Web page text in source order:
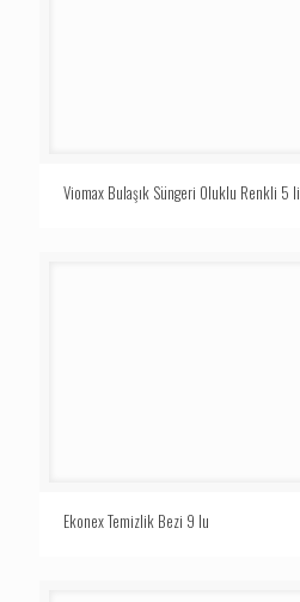
Viomax Bulaşık Süngeri Oluklu Renkli 5 li
Ekonex Temizlik Bezi 9 lu